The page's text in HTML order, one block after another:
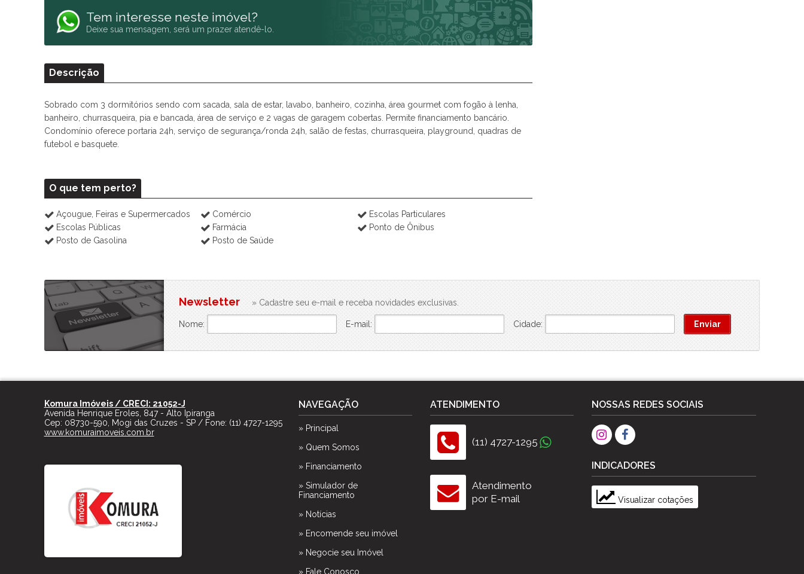
Tem interesse neste imóvel?
Deixe sua mensagem, será um prazer atendê-lo.
Descrição
Sobrado com 3 dormitórios sendo com sacada, sala de estar, lavabo, banheiro, cozinha, área gourmet com fogão à lenha,
banheiro, churrasqueira, pia e bancada, área de serviço e 2 vagas de garagem cobertas. Permite financiamento bancário.
Condomínio oferece portaria 24h, serviço de segurança/ronda 24h, salão de festas, churrasqueira, playground, quadras de
futebol e basquete.
O que tem perto?
Açougue, Feiras e Supermercados Comércio
Escolas Particulares
Escolas Públicas
Farmácia
Ponto de Ônibus
Posto de Gasolina
Posto de Saúde
Newsletter » Cadastre seu e-mail e receba novidades exclusivas.
Nome: E-mail: Cidade:
Komura Imóveis / CRECI: 21052-J
Avenida Henrique Eroles, 847 - Alto Ipiranga
Cep: 08730-590 Mogi das Cruzes - SP/ Fone: (11) 4727-1295
www.komuraimoveis.com.br
NAVEGAÇÃO
» Principal
» Quem Somos
» Financiamento
» Simulador de
Financiamento
» Notícias
» Encomende seu imóvel
» Negocie seu Imóvel
» Fale Conosco
ATENDIMENTO
(11) 4727-1295
Atendimento
por E-mail
NOSSAS REDES SOCIAIS
INDICADORES
Visualizar cotações